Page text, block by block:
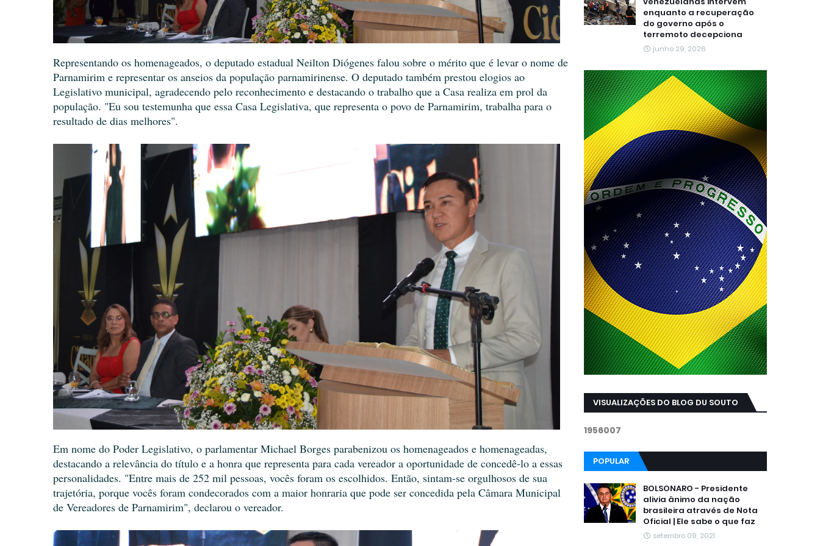
Representando os homenageados, o deputado estadual Neilton Diógenes falou sobre o mérito que é levar o nome de
Parnamirim e representar os anseios da população parnamirinense. O deputado também prestou elogios ao
Legislativo municipal, agradecendo pelo reconhecimento e destacando o trabalho que a Casa realiza em prol da
população. "Eu sou testemunha que essa Casa Legislativa, que representa o povo de Parnamirim, trabalha para o
resultado de dias melhores".
Em nome do Poder Legislativo, o parlamentar Michael Borges parabenizou os homenageados e homenageadas,
destacando a relevância do título e a honra que representa para cada vereador a oportunidade de concedê-lo a essas
personalidades. "Entre mais de 252 mil pessoas, vocês foram os escolhidos. Então, sintam-se orgulhosos de sua
trajetória, porque vocês foram condecorados com a maior honraria que pode ser concedida pela Câmara Municipal
de Vereadores de Parnamirim", declarou o vereador.
enquanto a recuperação
do governo após o
terremoto decepciona
junho 29, 2026
VISUALIZAÇÕES DO BLOG DU SOUTO
1956007
POPULAR
BOLSONARO - Presidente
alivia ânimo da nação
brasileira através de Nota
Oficial | Ele sabe o que faz
setembro 09, 2021